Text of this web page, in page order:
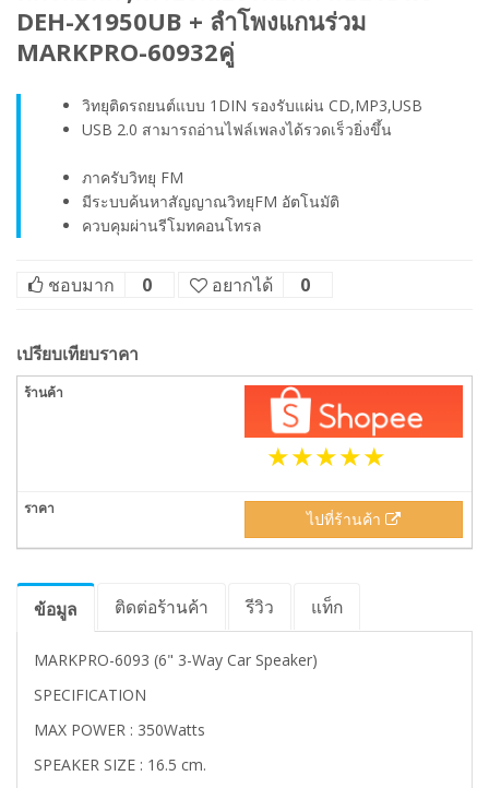
DEH-X1950UB + ลำโพงแกนร่วม
MARKPRO-60932คู่
วิทยุติดรถยนต์แบบ 1DIN รองรับแผ่น CD,MP3,USB
USB 2.0 สามารถอ่านไฟล์เพลงได้รวดเร็วยิ่งขึ้น
ภาครับวิทยุ FM
มีระบบค้นหาสัญญาณวิทยุFM อัตโนมัติ
ควบคุมผ่านรีโมทคอนโทรล
ชอบมาก 0 อยากได้ 0
เปรียบเทียบราคา
ไปที่ร้านค้า
ข้อมูล ติดต่อร้านค้า รีวิว แท็ก
MARKPRO-6093 (6" 3-Way Car Speaker)
SPECIFICATION
MAX POWER : 350Watts
SPEAKER SIZE : 16.5 cm.